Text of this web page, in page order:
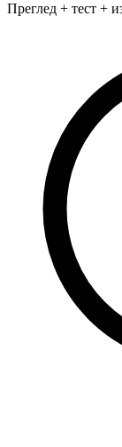
Преглед + тест +